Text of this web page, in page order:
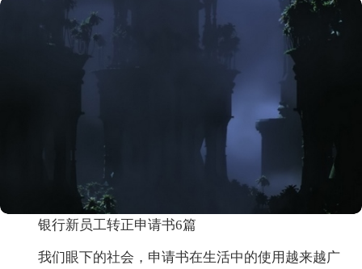
银行新员工转正申请书6篇
我们眼下的社会，申请书在生活中的使用越来越广